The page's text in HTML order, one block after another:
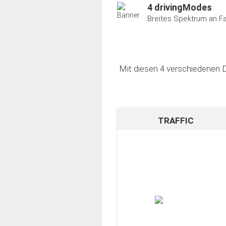
4 drivingModes
Breites Spektrum an
Mit diesen 4 verschiedenen
TRAFFIC